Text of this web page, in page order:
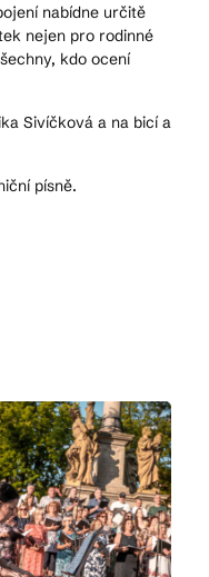
nabídne určitě
nejen pro rodinné
kdo ocení
Sivíčková a na bicí a
písně.